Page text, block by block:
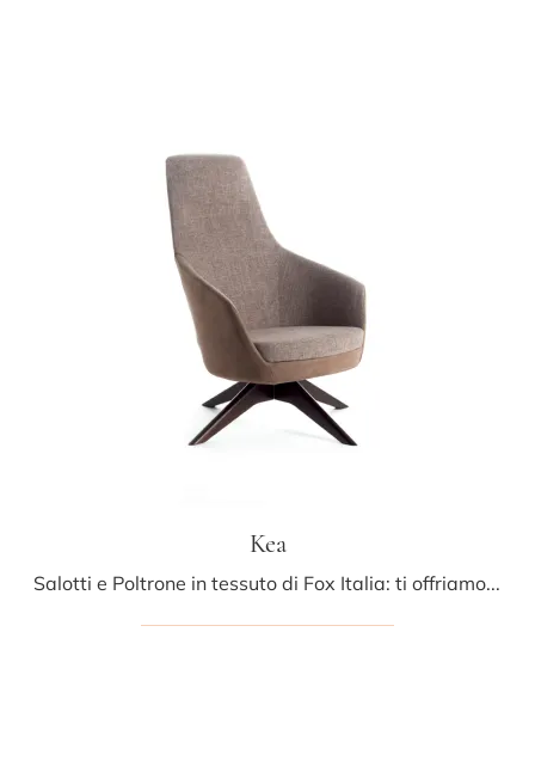
Kea
Salotti e Poltrone in tessuto di Fox Italia: ti offriamo il modello Kea in tessuto per impreziosire i tuoi spazi.